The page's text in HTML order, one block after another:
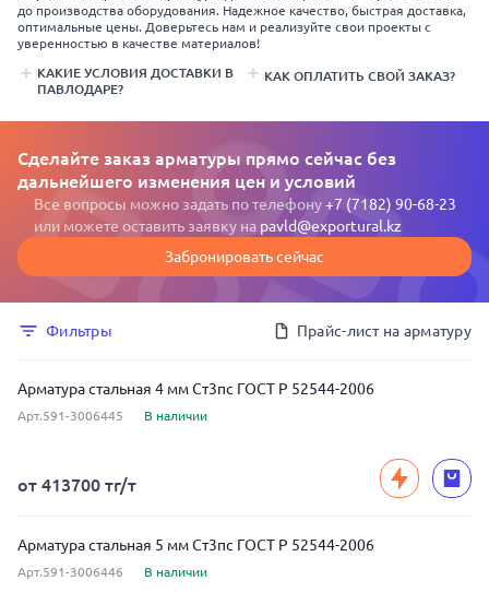
до производства оборудования. Надежное качество, быстрая доставка,
оптимальные цены. Доверьтесь нам и реализуйте свои проекты с
уверенностью в качестве материалов!
КАКИЕ УСЛОВИЯ ДОСТАВКИ В
ПАВЛОДАРЕ?
КАК ОПЛАТИТЬ СВОЙ ЗАКАЗ?
Сделайте заказ арматуры прямо сейчас без
дальнейшего изменения цен и условий
Все вопросы можно задать по телефону+7 (7182) 90-68-23
или можете оставить заявку на pavld@exportural.kz
Забронировать сейчас
Фильтры Прайс-лист на арматуру
Арматура стальная 4 мм Ст3пс ГОСТ Р 52544-2006
Арт.591-3006445 В наличии
от 413700 тг/т
Арматура стальная 5 мм Ст3пс ГОСТ Р 52544-2006
Арт.591-3006446 В наличии